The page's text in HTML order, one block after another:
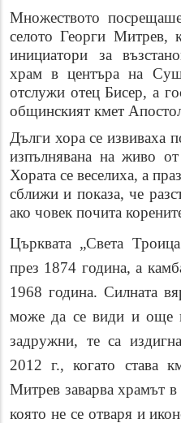
Множеството
селото Георги Митрев,
инициатори за
храм в центъра на
отслужи отец Бисер, а
общинският кмет
Дълги хора се извиваха
изпълнявана на живо
Хората се веселиха, а
сближи и показа, че
ако човек почита
Църквата „Света
през 1874 година, а
1968 година. Силната
може да се види и още
задружни, те са
2012 г., когато става
Митрев заварва храмът
която не се отваря и